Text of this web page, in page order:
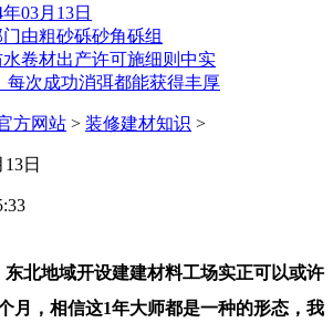
03月13日
由粗砂砾砂角砾组
卷材出产许可施细则中实
每次成功消弭都能获得丰厚
方网站 > 装修建材知识 >
日
地域开设建建材料工场实正可以或许
月，相信这1年大师都是一种的形态，我